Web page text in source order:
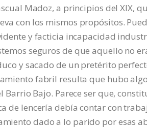
Madoz, a principios del XIX,
con los mismos propósitos.
y facticia incapacidad
seguros de que aquello no
y sacado de un pretérito
fabril resulta que hubo
Barrio Bajo. Parece ser que,
de lencería debía contar con
dado a lo parido por esas